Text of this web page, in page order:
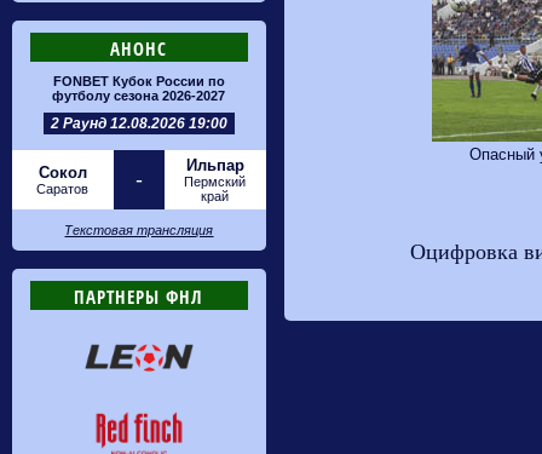
АНОНС
FONBET Кубок России по
футболу сезона 2026-2027
2 Раунд 12.08.2026 19:00
Сокол
Саратов -
Ильпар
Пермский
край
Текстовая трансляция
ПАРТНЕРЫ ФНЛ
Опасный
Оцифровка